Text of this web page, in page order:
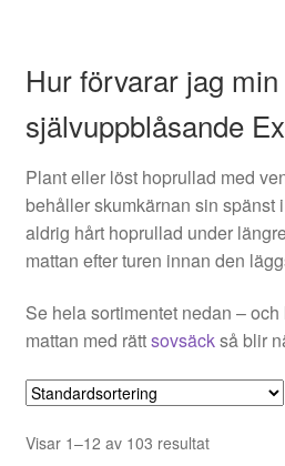
Hur förvarar jag min
självuppblåsande
Plant eller löst hoprullad med
behåller skumkärnan sin spänst
aldrig hårt hoprullad under
mattan efter turen innan den
Se hela sortimentet nedan –
mattan med rättsovsäckså blir
Visar 1–12 av 103 resultat